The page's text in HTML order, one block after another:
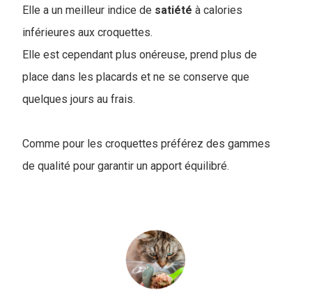
Elle a un meilleur indice de satiété à calories
inférieures aux croquettes.
Elle est cependant plus onéreuse, prend plus de
place dans les placards et ne se conserve que
quelques jours au frais.
Comme pour les croquettes préférez des gammes
de qualité pour garantir un apport équilibré.